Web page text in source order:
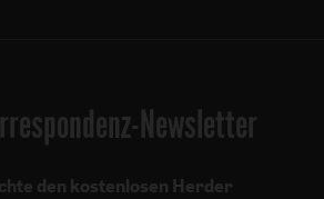
Newsletter
den kostenlosen Herder